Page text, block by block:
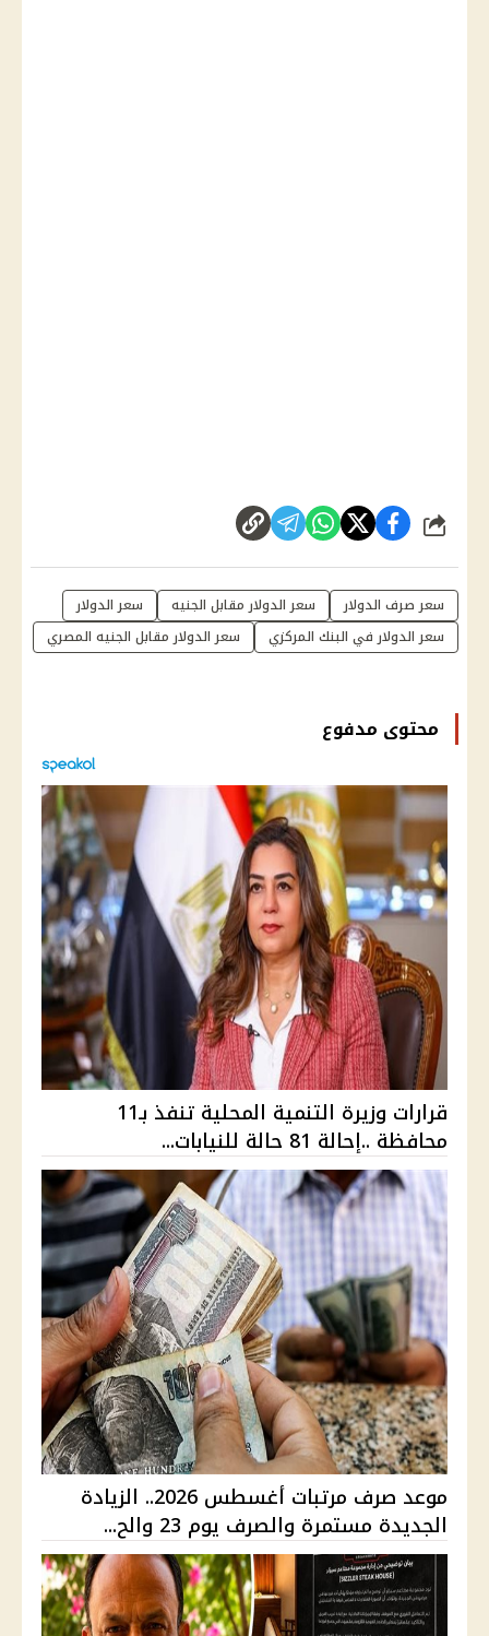
شارك
سعر صرف الدولار سعر الدولار مقابل الجنيه
سعر الدولار
سعر الدولار في البنك المركزي
سعر الدولار مقابل الجنيه المصري
محتوى مدفوع
قرارات وزيرة التنمية المحلية تنفذ بـ11
محافظة ..إحالة 81 حالة للنيابات...
موعد صرف مرتبات أغسطس 2026.. الزيادة
الجديدة مستمرة والصرف يوم 23 والح...